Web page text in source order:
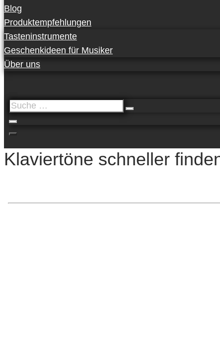
Blog
Produktempfehlungen
Tasteninstrumente
Geschenkideen für Musiker
Über uns
Suche
Klaviertöne schneller